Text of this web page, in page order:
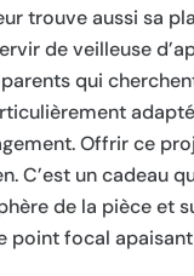
trouve aussi sa
de veilleuse
qui
Offrir ce
C’est un cadeau
de la pièce et
point focal